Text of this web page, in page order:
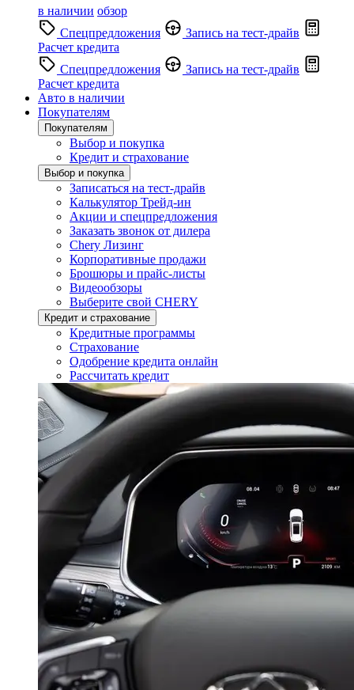
в наличии обзор
Спецпредложения
Запись на тест-драйв
Расчет кредита
Спецпредложения
Запись на тест-драйв
Расчет кредита
Авто в наличии
Покупателям
Покупателям
Выбор и покупка
Кредит и страхование
Выбор и покупка
Записаться на тест-драйв
Калькулятор Трейд-ин
Акции и спецпредложения
Заказать звонок от дилера
Chery Лизинг
Корпоративные продажи
Брошюры и прайс-листы
Видеообзоры
Выберите свой CHERY
Кредит и страхование
Кредитные программы
Страхование
Одобрение кредита онлайн
Рассчитать кредит